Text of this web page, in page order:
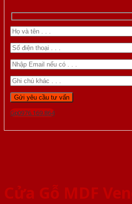
Gọi 0976.169.864
Cửa Gỗ MDF